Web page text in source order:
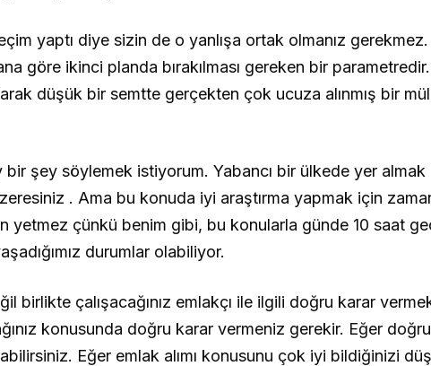
yaptı diye sizin de o yanlışa ortak olmanız
göre ikinci planda bırakılması gereken bir
düşük bir semtte gerçekten çok ucuza alınmış bir
bir şey söylemek istiyorum. Yabancı bir ülkede yer
. Ama bu konuda iyi araştırma yapmak için
yetmez çünkü benim gibi, bu konularla günde 10 saat
durumlar olabiliyor.
birlikte çalışacağınız emlakçı ile ilgili doğru karar vermek
konusunda doğru karar vermeniz gerekir. Eğer
Eğer emlak alımı konusunu çok iyi bildiğinizi